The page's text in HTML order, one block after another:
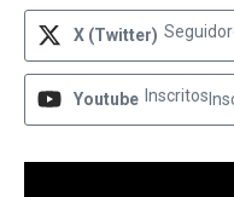
X (Twitter)
Youtube Inscritos